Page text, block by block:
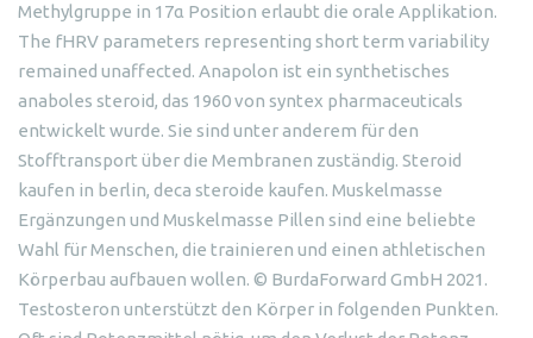
Methylgruppe in 17α Position erlaubt die orale Applikation.
The fHRV parameters representing short term variability
remained unaffected. Anapolon ist ein synthetisches
anaboles steroid, das 1960 von syntex pharmaceuticals
entwickelt wurde. Sie sind unter anderem für den
Stofftransport über die Membranen zuständig. Steroid
kaufen in berlin, deca steroide kaufen. Muskelmasse
Ergänzungen und Muskelmasse Pillen sind eine beliebte
Wahl für Menschen, die trainieren und einen athletischen
Körperbau aufbauen wollen. © BurdaForward GmbH 2021.
Testosteron unterstützt den Körper in folgenden Punkten.